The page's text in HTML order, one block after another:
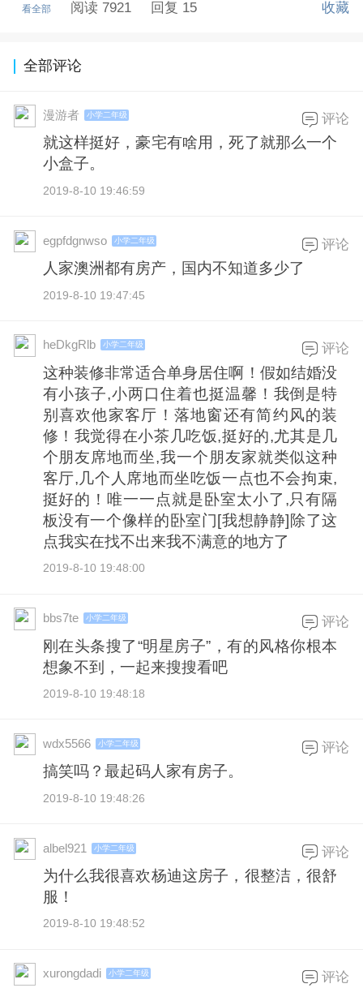
看全部 阅读 7921 回复 15 收藏
全部评论
漫游者 小学二年级
就这样挺好，豪宅有啥用，死了就那么一个
小盒子。
2019-8-10 19:46:59
评论
egpfdgnwso 小学二年级
人家澳洲都有房产，国内不知道多少了
2019-8-10 19:47:45
评论
heDkgRlb 小学二年级
这种装修非常适合单身居住啊！假如结婚没
有小孩子,小两口住着也挺温馨！我倒是特
别喜欢他家客厅！落地窗还有简约风的装
修！我觉得在小茶几吃饭,挺好的,尤其是几
个朋友席地而坐,我一个朋友家就类似这种
客厅,几个人席地而坐吃饭一点也不会拘束,
挺好的！唯一一点就是卧室太小了,只有隔
板没有一个像样的卧室门[我想静静]除了这
点我实在找不出来我不满意的地方了
2019-8-10 19:48:00
评论
bbs7te 小学二年级
刚在头条搜了“明星房子”，有的风格你根本
想象不到，一起来搜搜看吧
2019-8-10 19:48:18
评论
wdx5566 小学二年级
搞笑吗？最起码人家有房子。
2019-8-10 19:48:26
评论
albel921 小学二年级
为什么我很喜欢杨迪这房子，很整洁，很舒
服！
2019-8-10 19:48:52
评论
xurongdadi 小学二年级 评论